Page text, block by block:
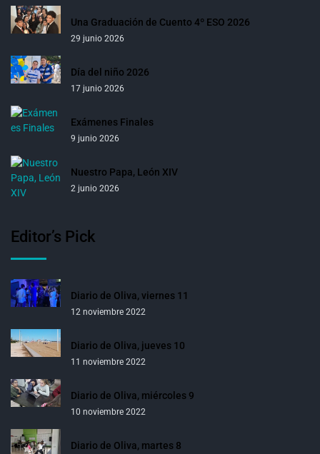
Una Graduación de Cuento 4º ESO 2026
29 junio 2026
Día del niño 2026
17 junio 2026
Exámenes Finales
9 junio 2026
Nuestro Papa, León XIV
2 junio 2026
Editor’s Pick
Diario de Oliva, viernes 11
12 noviembre 2022
Diario de Oliva, jueves 10
11 noviembre 2022
Diario de Oliva, miércoles 9
10 noviembre 2022
Diario de Oliva, martes 8